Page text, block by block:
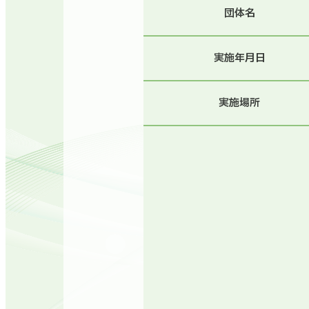
団体名
実施年月日
実施場所